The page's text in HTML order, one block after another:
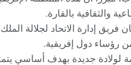
والثقافية بالقارة.
فريق إدارة الاتحاد لجلالة
لولادة جديدة بهدف أساسي